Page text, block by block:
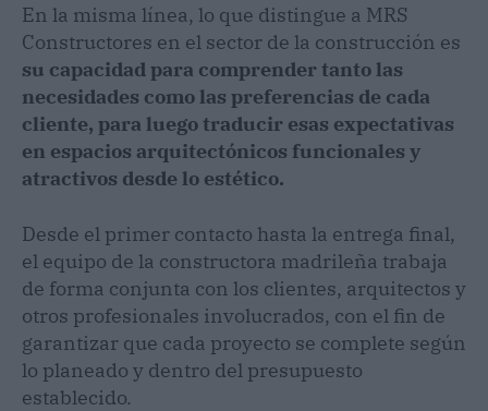
En la misma línea, lo que distingue a MRS
Constructores en el sector de la construcción es
su capacidad para comprender tanto las
necesidades como las preferencias de cada
cliente, para luego traducir esas expectativas
en espacios arquitectónicos funcionales y
atractivos desde lo estético.
Desde el primer contacto hasta la entrega final,
el equipo de la constructora madrileña trabaja
de forma conjunta con los clientes, arquitectos y
otros profesionales involucrados, con el fin de
garantizar que cada proyecto se complete según
lo planeado y dentro del presupuesto
establecido.